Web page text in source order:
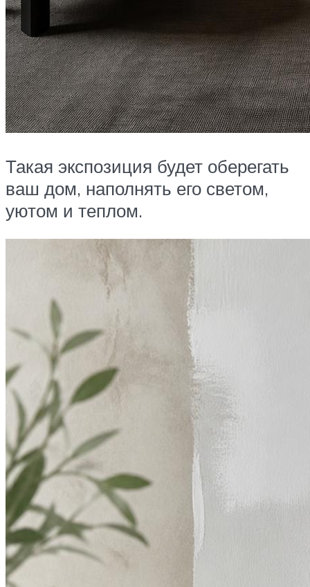
Такая экспозиция будет оберегать
ваш дом, наполнять его светом,
уютом и теплом.